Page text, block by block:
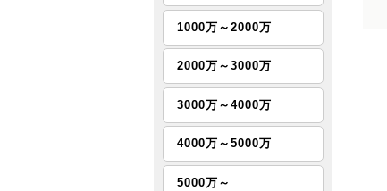
1000万～2000万
2000万～3000万
3000万～4000万
4000万～5000万
5000万～